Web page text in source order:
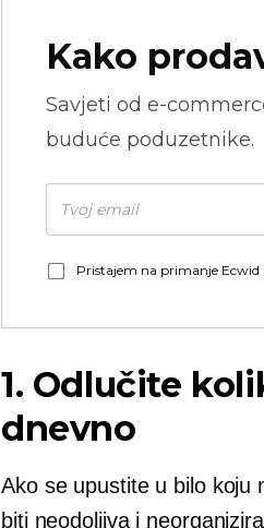
Kako
Savjeti od e-
buduće poduzetnike.
Pristajem na primanje Ecwid
1. Odlučite
dnevno
Ako se upustite u bilo koju
biti neodoljiva i